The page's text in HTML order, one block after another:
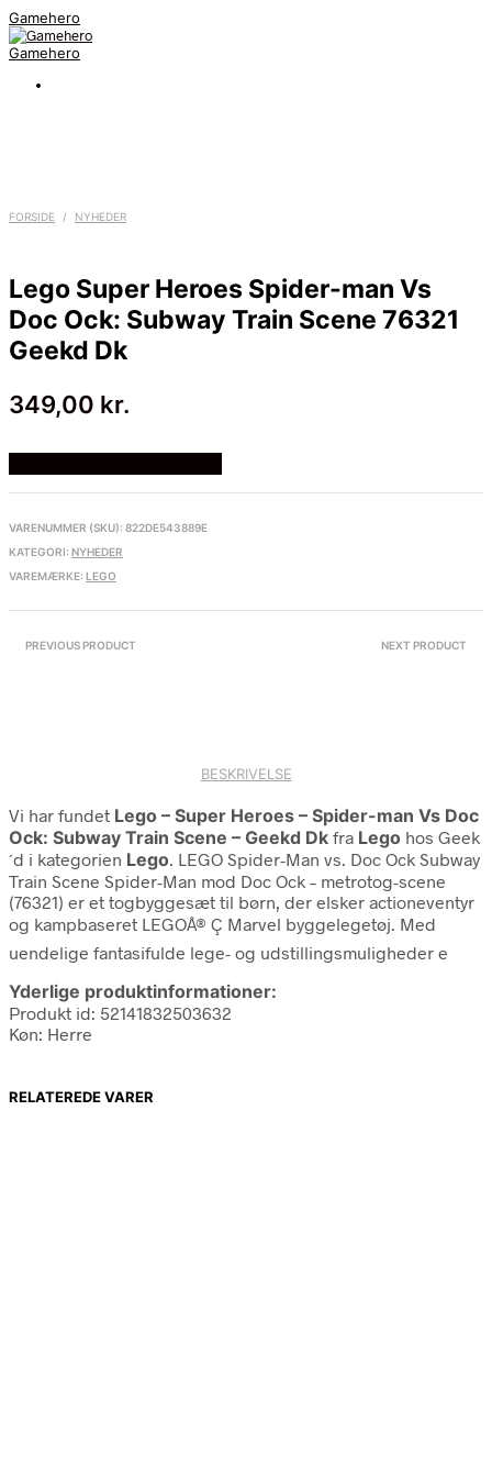
Gamehero
Gamehero
FORSIDE / NYHEDER
Lego Super Heroes Spider-man Vs
Doc Ock: Subway Train Scene 76321
Geekd Dk
349,00 kr.
VARENUMMER (SKU): 822DE543889E
KATEGORI: NYHEDER
VAREMÆRKE: LEGO
PREVIOUS PRODUCT NEXT PRODUCT
BESKRIVELSE
Vi har fundet Lego – Super Heroes – Spider-man Vs Doc
Ock: Subway Train Scene – Geekd Dk fra Lego hos Geek
´d i kategorien Lego. LEGO Spider-Man vs. Doc Ock Subway
Train Scene Spider-Man mod Doc Ock – metrotog-scene
(76321) er et togbyggesæt til børn, der elsker actioneventyr
og kampbaseret LEGOÂ® Ç Marvel byggelegetøj. Med
uendelige fantasifulde lege- og udstillingsmuligheder e
Yderlige produktinformationer:
Produkt id: 52141832503632
Køn: Herre
RELATEREDE VARER